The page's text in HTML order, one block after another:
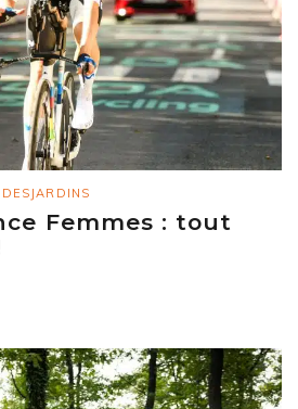
Femmes : tout